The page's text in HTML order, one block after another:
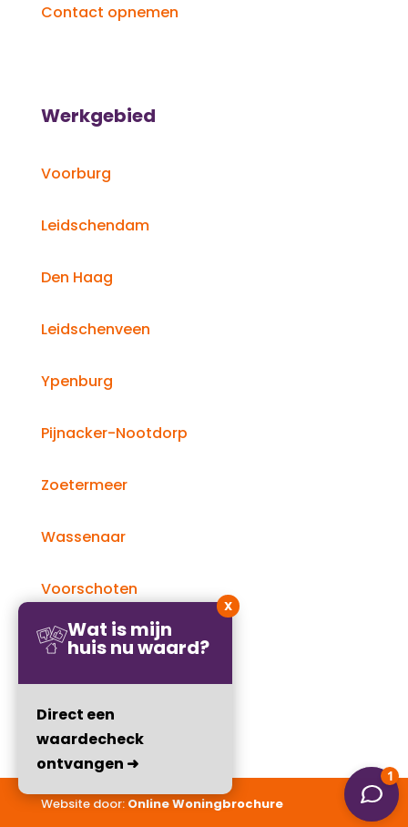
Contact opnemen
Werkgebied
Voorburg
Leidschendam
Den Haag
Leidschenveen
Ypenburg
Pijnacker-Nootdorp
Zoetermeer
Wassenaar
Voorschoten
Rijswijk
Website door:Online Woningbrochure
Wat is mijn
huis nu waard?
Direct een
waardecheck
ontvangen ➜
X